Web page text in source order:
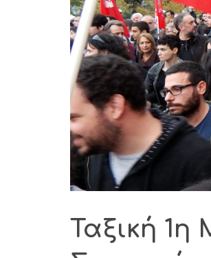
Ταξική